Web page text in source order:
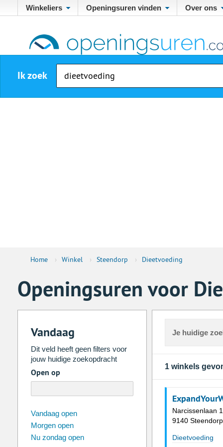
Winkeliers Openingsuren vinden Over ons
Ik zoek
Home › Winkel › Steendorp › Dieetvoeding
Openingsuren voor
Vandaag
Dit veld heeft geen filters voor
jouw huidige zoekopdracht
Open op
Zo Ma
26 27 30 31
Vandaag open
Morgen open
Nu zondag open
Je huidige
1 winkels
Narcissenlaan
9140 Steendorp
Dieetvoeding